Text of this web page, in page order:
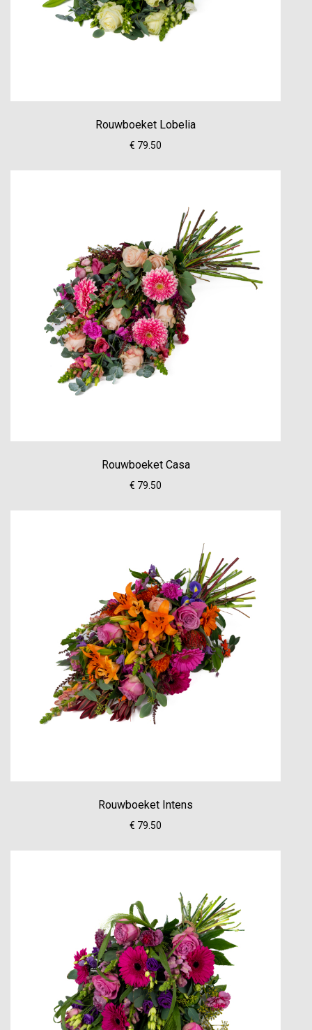
Rouwboeket Lobelia
€ 79.50
Rouwboeket Casa
€ 79.50
Rouwboeket Intens
€ 79.50